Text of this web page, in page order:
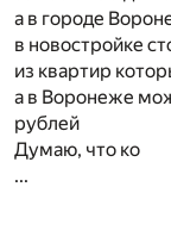
а в городе
в новостройке
из квартир
а в Воронеже
рублей
Думаю, что ко
...